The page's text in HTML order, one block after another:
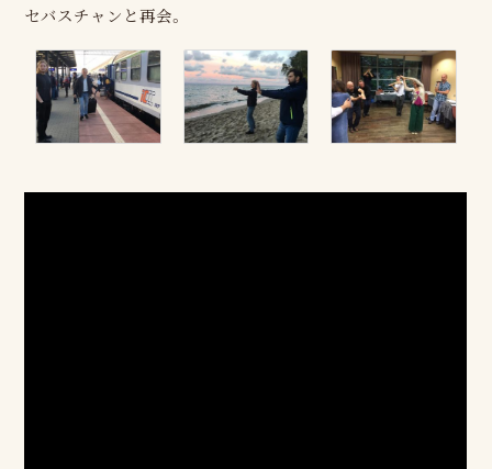
セバスチャンと再会。